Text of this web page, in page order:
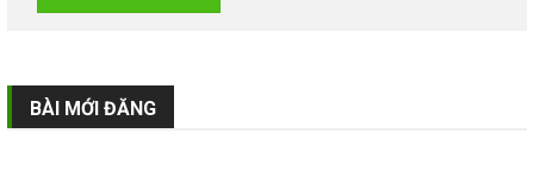
BÀI MỚI ĐĂNG